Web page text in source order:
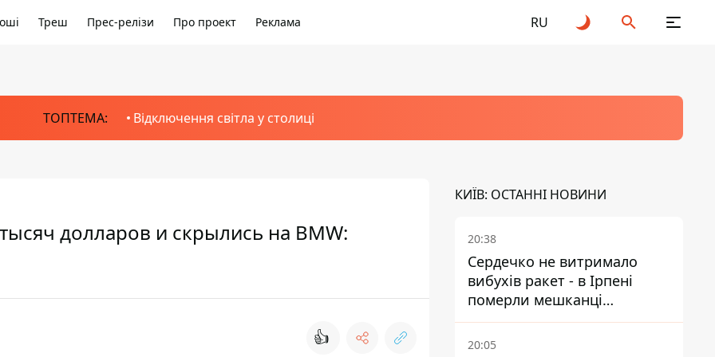
Треш Прес-релізи Про проект Реклама RU
ТОПТЕМА: Відключення світла у столиці
долларов и скрылись на BMW:
👍
КИЇВ: ОСТАННІ НОВИНИ
20:38
Сердечко не витримало
вибухів ракет - в Ірпені
померли мешканці
притулку для собак з
інвалідністю
20:05